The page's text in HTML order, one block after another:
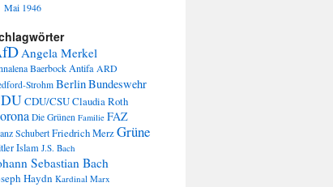
Mai 1946
Angela Merkel
BaerbockAntifa ARD
StrohmBerlinBundeswehr
CDU/CSUClaudia Roth
Die Grünen Familie FAZ
SchubertFriedrich MerzGrüne
Islam J.S. Bach
Sebastian Bach
Haydn Kardinal Marx